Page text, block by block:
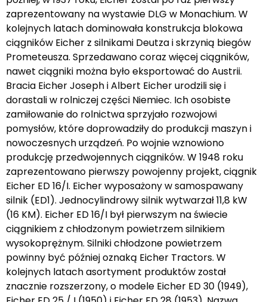
zaprezentowany na wystawie DLG w Monachium. W
kolejnych latach dominowała konstrukcja blokowa
ciągników Eicher z silnikami Deutza i skrzynią biegów
Prometeusza. Sprzedawano coraz więcej ciągników,
nawet ciągniki można było eksportować do Austrii.
Bracia Eicher Joseph i Albert Eicher urodzili się i
dorastali w rolniczej części Niemiec. Ich osobiste
zamiłowanie do rolnictwa sprzyjało rozwojowi
pomysłów, które doprowadziły do produkcji maszyn i
nowoczesnych urządzeń. Po wojnie wznowiono
produkcję przedwojennych ciągników. W 1948 roku
zaprezentowano pierwszy powojenny projekt, ciągnik
Eicher ED 16/I. Eicher wyposażony w samospawany
silnik (ED1). Jednocylindrowy silnik wytwarzał 11,8 kW
(16 KM). Eicher ED 16/I był pierwszym na świecie
ciągnikiem z chłodzonym powietrzem silnikiem
wysokoprężnym. Silniki chłodzone powietrzem
powinny być później oznaką Eicher Tractors. W
kolejnych latach asortyment produktów został
znacznie rozszerzony, o modele Eicher ED 30 (1949),